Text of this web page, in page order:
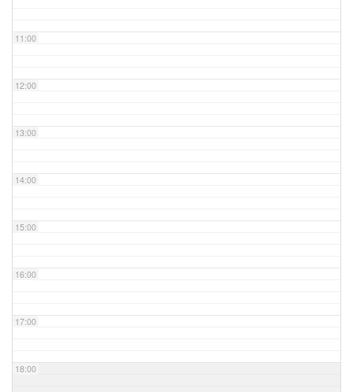
11:00
12:00
13:00
14:00
15:00
16:00
17:00
18:00